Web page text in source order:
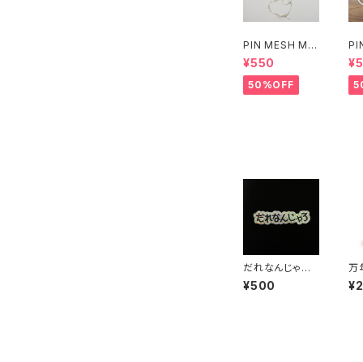
PIN MESH MA
SK FREE(フラワ
ー八重)
¥550
50%OFF
だれなんじゃろ
ホログラムステッ
カー（1枚売り）
¥500
万
め
る